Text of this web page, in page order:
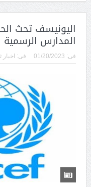
اليونيسف تحث
المدارس الرسمية
فى: 01/20/2023 فى: اخبار